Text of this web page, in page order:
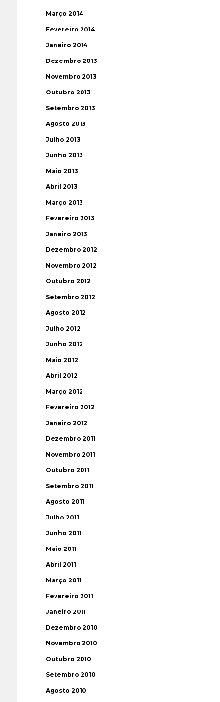
Março 2014
Fevereiro 2014
Janeiro 2014
Dezembro 2013
Novembro 2013
Outubro 2013
Setembro 2013
Agosto 2013
Julho 2013
Junho 2013
Maio 2013
Abril 2013
Março 2013
Fevereiro 2013
Janeiro 2013
Dezembro 2012
Novembro 2012
Outubro 2012
Setembro 2012
Agosto 2012
Julho 2012
Junho 2012
Maio 2012
Abril 2012
Março 2012
Fevereiro 2012
Janeiro 2012
Dezembro 2011
Novembro 2011
Outubro 2011
Setembro 2011
Agosto 2011
Julho 2011
Junho 2011
Maio 2011
Abril 2011
Março 2011
Fevereiro 2011
Janeiro 2011
Dezembro 2010
Novembro 2010
Outubro 2010
Setembro 2010
Agosto 2010